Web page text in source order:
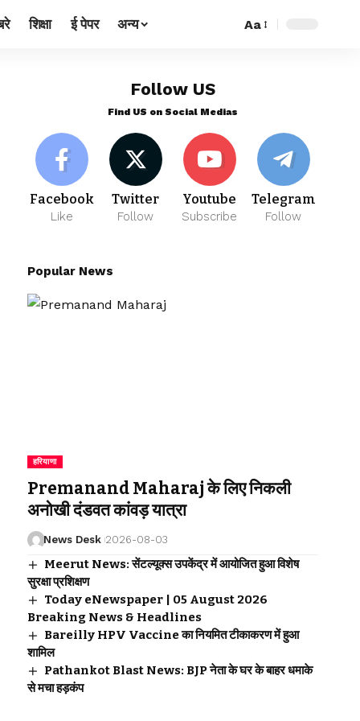
शिक्षा ई पेपर अन्य Aa
Follow US
Find US on Social Medias
Facebook
Like
Twitter
Follow
Youtube
Subscribe
Telegram
Follow
Popular News
हरियाणा
Premanand Maharaj के लिए निकली
अनोखी दंडवत कांवड़ यात्रा
News Desk 2026-08-03
Meerut News: सेंटल्यूक्स उपकेंद्र में आयोजित हुआ विशेष
सुरक्षा प्रशिक्षण
Today eNewspaper | 05 August 2026
Breaking News & Headlines
Bareilly HPV Vaccine का नियमित टीकाकरण में हुआ
शामिल
Pathankot Blast News: BJP नेता के घर के बाहर धमाके
से मचा हड़कंप